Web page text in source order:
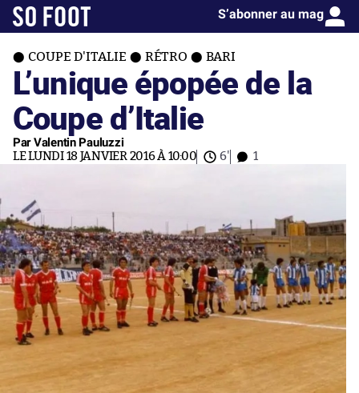
S’abonner au mag
COUPE D'ITALIE RÉTRO BARI
L’unique épopée de la
Coupe d’Italie
Par Valentin Pauluzzi
LE LUNDI 18 JANVIER 2016 À 10:00 6' 1